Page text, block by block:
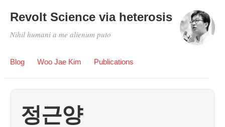
Revolt Science via heterosis
Nihil humani a me alienum puto
Blog Woo Jae Kim Publications
정근양